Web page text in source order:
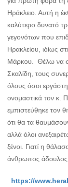
Ηράκλειο. Αυτή η
καλύτερο δυνατό
γεγονότων που
Ηρακλείου, ιδίως
Μάρκου. Θέλω να
Σκαλίδη, τους
όλους όσοι
ονομαστικά τον κ.
εμπιστεύθηκε τον
ότι θα τα
αλλά όλοι
ξένοι. Γιατί η
άνθρωπος
https://